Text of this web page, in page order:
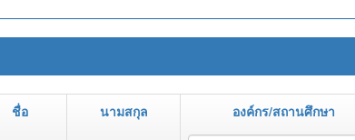
ชื่อ นามสกุล องค์กร/สถานศึกษา